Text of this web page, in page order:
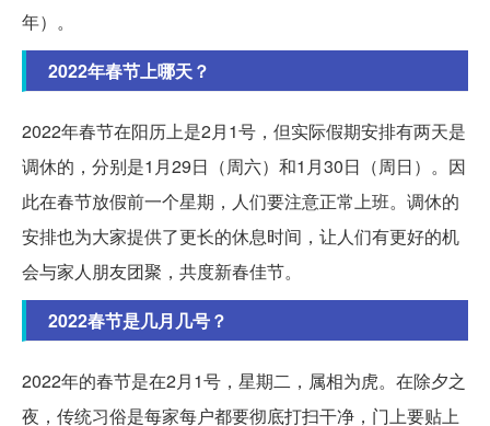
年）。
2022年春节上哪天？
2022年春节在阳历上是2月1号，但实际假期安排有两天是
调休的，分别是1月29日（周六）和1月30日（周日）。因
此在春节放假前一个星期，人们要注意正常上班。调休的
安排也为大家提供了更长的休息时间，让人们有更好的机
会与家人朋友团聚，共度新春佳节。
2022春节是几月几号？
2022年的春节是在2月1号，星期二，属相为虎。在除夕之
夜，传统习俗是每家每户都要彻底打扫干净，门上要贴上